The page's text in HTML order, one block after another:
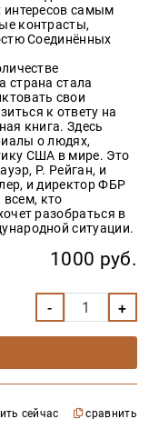
интересов самым
контрасты,
Соединённых
страна стала
свои
к ответу на
книга. Здесь
о людях,
США в мире. Это
Р. Рейган, и
и директор ФБР
всем, кто
разобраться в
ситуации.
1000 руб.
сейчас сравнить